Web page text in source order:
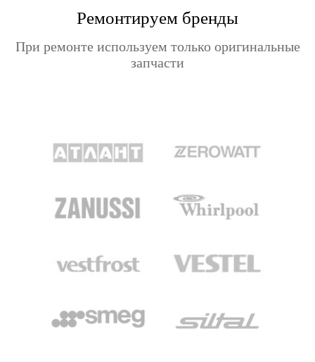
Ремонтируем бренды
При ремонте используем только оригинальные
запчасти